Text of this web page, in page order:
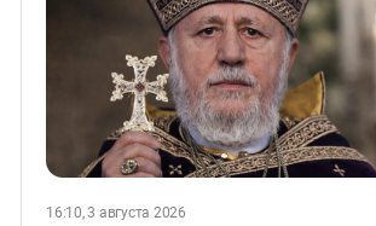
16:10, 3 августа 2026